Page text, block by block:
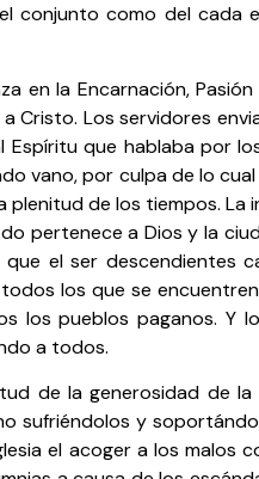
como del cada
en la Encarnación,
Cristo. Los servidores
que hablaba por
vano, por culpa de lo
de los tiempos. La
pertenece a Dios y la
el ser descendientes
los que se
los pueblos paganos. Y
a todos.
de la generosidad de
sufriéndolos y
el acoger a los malos